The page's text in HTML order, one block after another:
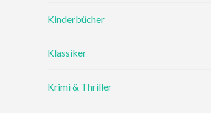
Kinderbücher
Klassiker
Krimi & Thriller